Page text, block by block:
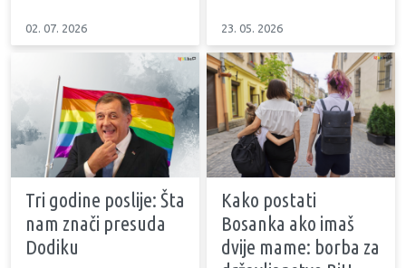
02. 07. 2026 23. 05. 2026
Tri godine poslije: Šta
nam znači presuda
Dodiku
Kako postati
Bosanka ako imaš
dvije mame: borba za